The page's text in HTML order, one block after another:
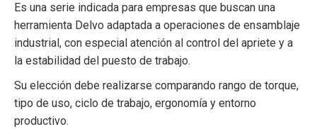
Es una serie indicada para empresas que buscan una
herramienta Delvo adaptada a operaciones de ensamblaje
industrial, con especial atención al control del apriete y a
la estabilidad del puesto de trabajo.
Su elección debe realizarse comparando rango de torque,
tipo de uso, ciclo de trabajo, ergonomía y entorno
productivo.